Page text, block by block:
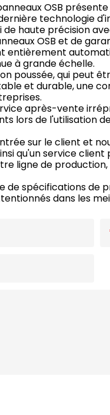
OSB
technologie
haute précision
OSB et de
entièrement
à grande échelle.
poussée, qui peut
et durable, une
après-vente
lors de l'utilisation
sur le client et
qu'un service
ligne de
de spécifications de
dans les